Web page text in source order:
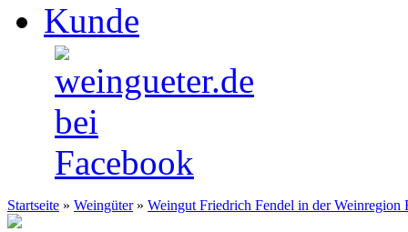
Kunde
Startseite » Weingüter » Weingut Friedrich Fendel in der Weinregion